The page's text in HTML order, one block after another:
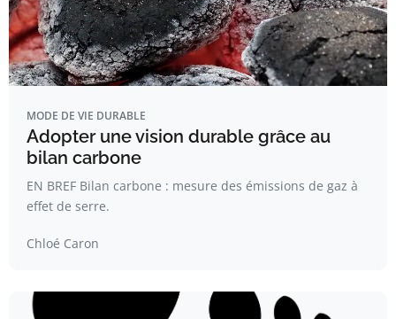
MODE DE VIE DURABLE
Adopter une vision durable grâce au
bilan carbone
EN BREF Bilan carbone : mesure des émissions de gaz à
effet de serre.
Chloé Caron